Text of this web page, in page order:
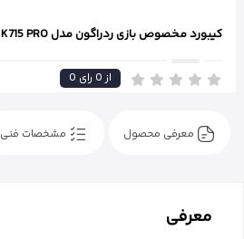
کیبورد مخصوص بازی ردراگون مدل FINKE QMK K715 PRO
0 از0 رای
معرفی محصول مشخصات فنی
معرفی